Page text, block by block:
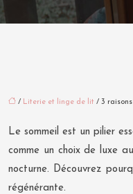
/ Literie et linge de lit / 3
Le sommeil est un pilier
comme un choix de luxe
nocturne. Découvrez
régénérante.